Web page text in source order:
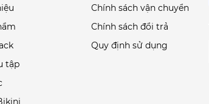
tập
Chính sách vận chuyển
Chính sách đổi trả
Quy định sử dụng